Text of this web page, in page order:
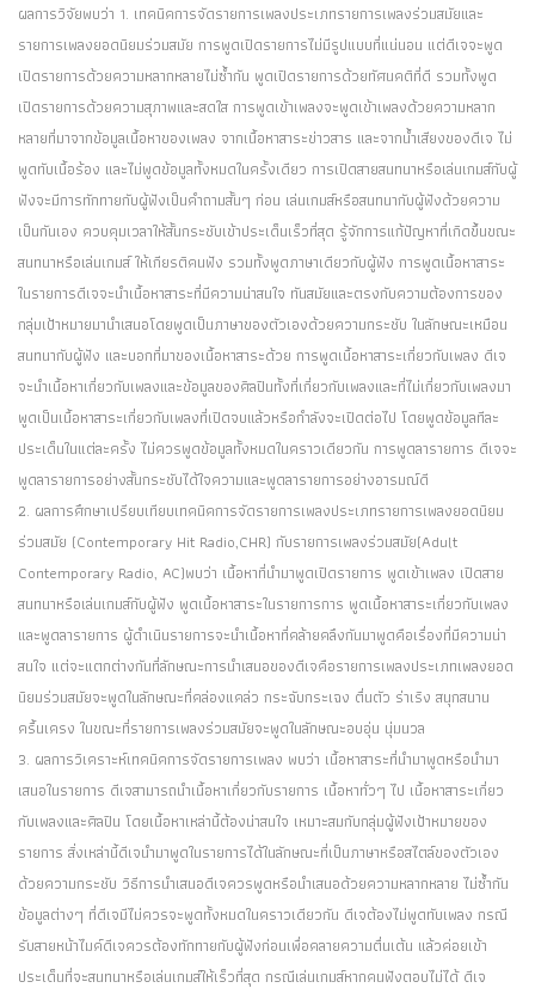
ผลการวิจัยพบว่า 1. เทคนิคการจัดรายการเพลงประเภทรายการเพลงร่วมสมัยและ
รายการเพลงยอดนิยมร่วมสมัย การพูดเปิดรายการไม่มีรูปแบบที่แน่นอน แต่ดีเจจะพูด
เปิดรายการด้วยความหลากหลายไม่ซ้ำกัน พูดเปิดรายการด้วยทัศนคติที่ดี รวมทั้งพูด
เปิดรายการด้วยความสุภาพและสดใส การพูดเข้าเพลงจะพูดเข้าเพลงด้วยความหลาก
หลายที่มาจากข้อมูลเนื้อหาของเพลง จากเนื้อหาสาระข่าวสาร และจากน้ำเสียงของดีเจ ไม่
พูดทับเนื้อร้อง และไม่พูดข้อมูลทั้งหมดในครั้งเดียว การเปิดสายสนทนาหรือเล่นเกมส์กับผู้
ฟังจะมีการทักทายกับผู้ฟังเป็นคำถามสั้นๆ ก่อน เล่นเกมส์หรือสนทนากับผู้ฟังด้วยความ
เป็นกันเอง ควบคุมเวลาให้สั้นกระชับเข้าประเด็นเร็วที่สุด รู้จักการแก้ปัญหาที่เกิดขึ้นขณะ
สนทนาหรือเล่นเกมส์ ให้เกียรติคนฟัง รวมทั้งพูดภาษาเดียวกับผู้ฟัง การพูดเนื้อหาสาระ
ในรายการดีเจจะนำเนื้อหาสาระที่มีความน่าสนใจ ทันสมัยและตรงกับความต้องการของ
กลุ่มเป้าหมายมานำเสนอโดยพูดเป็นภาษาของตัวเองด้วยความกระชับ ในลักษณะเหมือน
สนทนากับผู้ฟัง และบอกที่มาของเนื้อหาสาระด้วย การพูดเนื้อหาสาระเกี่ยวกับเพลง ดีเจ
จะนำเนื้อหาเกี่ยวกับเพลงและข้อมูลของศิลปินทั้งที่เกี่ยวกับเพลงและที่ไม่เกี่ยวกับเพลงมา
พูดเป็นเนื้อหาสาระเกี่ยวกับเพลงที่เปิดจบแล้วหรือกำลังจะเปิดต่อไป โดยพูดข้อมูลทีละ
ประเด็นในแต่ละครั้ง ไม่ควรพูดข้อมูลทั้งหมดในคราวเดียวกัน การพูดลารายการ ดีเจจะ
พูดลารายการอย่างสั้นกระชับได้ใจความและพูดลารายการอย่างอารมณ์ดี
2. ผลการศึกษาเปรียบเทียบเทคนิคการจัดรายการเพลงประเภทรายการเพลงยอดนิยม
ร่วมสมัย (Contemporary Hit Radio,CHR) กับรายการเพลงร่วมสมัย(Adult
Contemporary Radio, AC)พบว่า เนื้อหาที่นำมาพูดเปิดรายการ พูดเข้าเพลง เปิดสาย
สนทนาหรือเล่นเกมส์กับผู้ฟัง พูดเนื้อหาสาระในรายการการ พูดเนื้อหาสาระเกี่ยวกับเพลง
และพูดลารายการ ผู้ดำเนินรายการจะนำเนื้อหาที่คล้ายคลึงกันมาพูดคือเรื่องที่มีความน่า
สนใจ แต่จะแตกต่างกันที่ลักษณะการนำเสนอของดีเจคือรายการเพลงประเภทเพลงยอด
นิยมร่วมสมัยจะพูดในลักษณะที่คล่องแคล่ว กระฉับกระเฉง ตื่นตัว ร่าเริง สนุกสนาน
ครื้นเครง ในขณะที่รายการเพลงร่วมสมัยจะพูดในลักษณะอบอุ่น นุ่มนวล
3. ผลการวิเคราะห์เทคนิคการจัดรายการเพลง พบว่า เนื้อหาสาระที่นำมาพูดหรือนำมา
เสนอในรายการ ดีเจสามารถนำเนื้อหาเกี่ยวกับรายการ เนื้อหาทั่วๆ ไป เนื้อหาสาระเกี่ยว
กับเพลงและศิลปิน โดยเนื้อหาเหล่านี้ต้องน่าสนใจ เหมาะสมกับกลุ่มผู้ฟังเป้าหมายของ
รายการ สิ่งเหล่านี้ดีเจนำมาพูดในรายการได้ในลักษณะที่เป็นภาษาหรือสไตล์ของตัวเอง
ด้วยความกระชับ วิธีการนำเสนอดีเจควรพูดหรือนำเสนอด้วยความหลากหลาย ไม่ซ้ำกัน
ข้อมูลต่างๆ ที่ดีเจมีไม่ควรจะพูดทั้งหมดในคราวเดียวกัน ดีเจต้องไม่พูดทับเพลง กรณี
รับสายหน้าไมค์ดีเจควรต้องทักทายกับผู้ฟังก่อนเพื่อคลายความตื่นเต้น แล้วค่อยเข้า
ประเด็นที่จะสนทนาหรือเล่นเกมส์ให้เร็วที่สุด กรณีเล่นเกมส์หากคนฟังตอบไม่ได้ ดีเจ